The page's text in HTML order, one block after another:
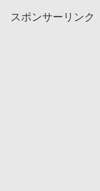
スポンサーリンク